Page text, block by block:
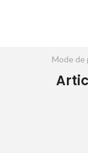
Mode de